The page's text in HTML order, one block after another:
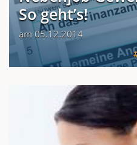
So geht’s!
am 05.12.2014